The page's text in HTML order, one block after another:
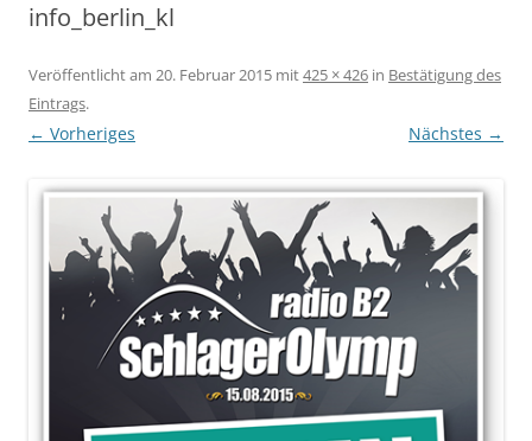
info_berlin_kl
Veröffentlicht am 20. Februar 2015 mit425 × 426 in Bestätigung des
Eintrags.
← Vorheriges Nächstes →